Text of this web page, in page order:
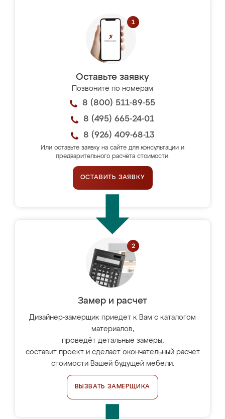
Оставьте заявку
Позвоните по номерам
8 (800) 511-89-55
8 (495) 665-24-01
8 (926) 409-68-13
Или оставьте заявку на сайте для консультации и
предварительного расчёта стоимости.
ОСТАВИТЬ ЗАЯВКУ
Замер и расчет
Дизайнер-замерщик приедет к Вам с каталогом
материалов,
проведёт детальные замеры,
составит проект и сделает окончательный расчёт
стоимости Вашей будущей мебели.
ВЫЗВАТЬ ЗАМЕРЩИКА